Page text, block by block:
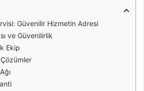
Güvenilir Hizmetin Adresi
ve Güvenilirlik
Ekip
Çözümler